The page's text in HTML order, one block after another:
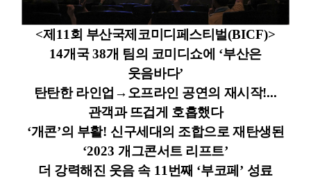
<제 11회 부산국제코미디페스티벌(BICF)>
14개국38개 팀의 코미디쇼에 ‘부산은
웃음바다’
탄탄한 라인업 → 오프라인 공연의 재시작!...
관객과 뜨겁게 호흡했다
‘개콘’의 부활!신구세대의 조합으로 재탄생된
‘2023개그콘서트 리프트’
더 강력해진 웃음 속 11번째 ‘부코페 ’ 성료